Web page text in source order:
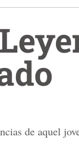
de aquel